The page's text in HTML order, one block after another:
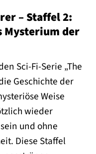
– Staffel 2:
Mysterium der
Sci-Fi-Serie „The
Geschichte der
Weise
wieder
und ohne
Diese Staffel